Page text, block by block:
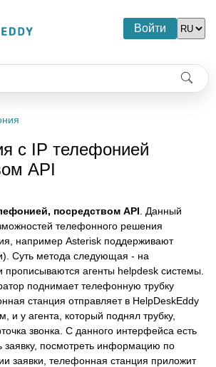
Войти
с IP телефонией
API
посредством API . Данный
телефонного решения
например Asterisk поддерживают
Суть метода следующая - на
прописываются агенты helpdesk системы.
поднимает телефонную трубку
станция отправляет в HelpDeskEddy
и у агента, который поднял трубку,
звонка. С данного интерфейса есть
заявку, посмотреть информацию по
заявки, телефонная станция приложит